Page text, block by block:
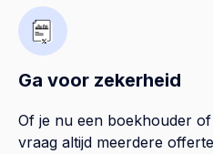
Ga voor zekerheid
Of je nu een boekhouder
vraag altijd meerdere